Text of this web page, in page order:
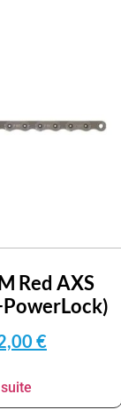
Red AXS
€